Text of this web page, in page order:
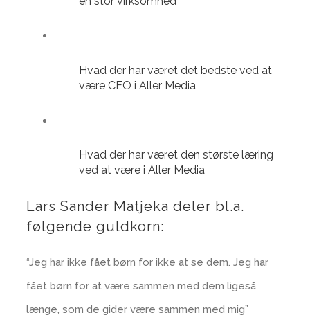
Hvad der har været det bedste ved at
være CEO i Aller Media
Hvad der har været den største læring
ved at være i Aller Media
Lars Sander Matjeka deler bl.a.
følgende guldkorn:
“Jeg har ikke fået børn for ikke at se dem. Jeg har
fået børn for at være sammen med dem ligeså
længe, som de gider være sammen med mig”